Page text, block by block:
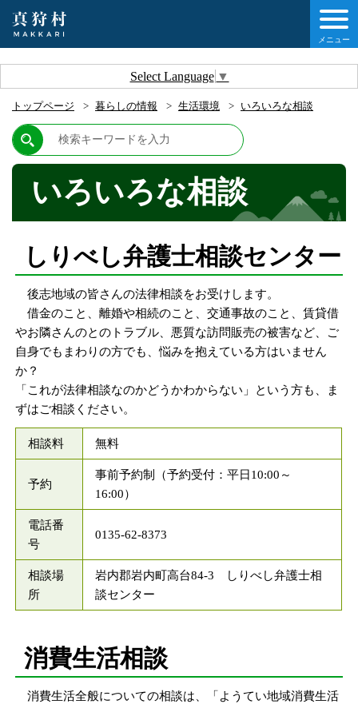
Select Language ▼
メニュー
トップページ 暮らしの情報 生活環境 いろいろな相談
いろいろな相談
しりべし弁護士相談センター
後志地域の皆さんの法律相談をお受けします。
借金のこと、離婚や相続のこと、交通事故のこと、賃貸借
やお隣さんのとのトラブル、悪質な訪問販売の被害など、ご
自身でもまわりの方でも、悩みを抱えている方はいません
か？
「これが法律相談なのかどうかわからない」という方も、ま
ずはご相談ください。
相談料 無料
予約
事前予約制（予約受付：平日10:00～
16:00）
電話番
号
0135-62-8373
相談場
所
岩内郡岩内町高台84-3 しりべし弁護士相
談センター
消費生活相談
消費生活全般についての相談は、「ようてい地域消費生活
の情報
報
について
移住・定住ガイド